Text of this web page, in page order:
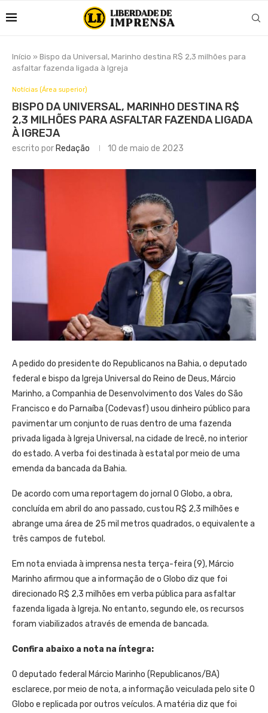
Início » Bispo da Universal, Marinho destina R$ 2,3 milhões para
asfaltar fazenda ligada à Igreja
Notícias (Área superior)
BISPO DA UNIVERSAL, MARINHO DESTINA R$
2,3 MILHÕES PARA ASFALTAR FAZENDA LIGADA
À IGREJA
escrito por Redação 10 de maio de 2023
A pedido do presidente do Republicanos na Bahia, o deputado
federal e bispo da Igreja Universal do Reino de Deus, Márcio
Marinho, a Companhia de Desenvolvimento dos Vales do São
Francisco e do Parnaíba (Codevasf) usou dinheiro público para
pavimentar um conjunto de ruas dentro de uma fazenda
privada ligada à Igreja Universal, na cidade de Irecê, no interior
do estado. A verba foi destinada à estatal por meio de uma
emenda da bancada da Bahia.
De acordo com uma reportagem do jornal O Globo, a obra,
concluída em abril do ano passado, custou R$ 2,3 milhões e
abrange uma área de 25 mil metros quadrados, o equivalente a
três campos de futebol.
Em nota enviada à imprensa nesta terça-feira (9), Márcio
Marinho afirmou que a informação de o Globo diz que foi
direcionado R$ 2,3 milhões em verba pública para asfaltar
fazenda ligada à Igreja. No entanto, segundo ele, os recursos
foram viabilizados através de emenda de bancada.
Confira abaixo a nota na íntegra:
O deputado federal Márcio Marinho (Republicanos/BA)
esclarece, por meio de nota, a informação veiculada pelo site O
Globo e replicada por outros veículos. A matéria diz que foi